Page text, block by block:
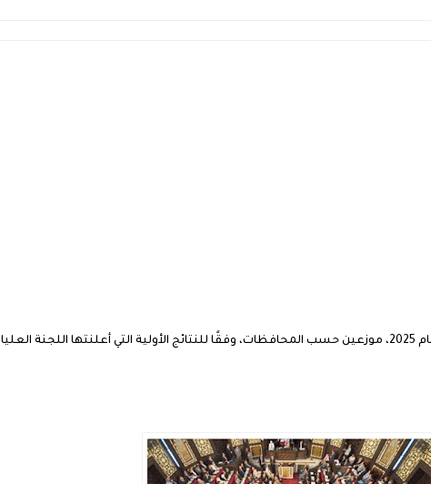
انتخابات مجلس الشعب السوري لعام 2025، موزعين حسب المحافظات، وفقًا للنتائج الأولية التي أعلنتها اللجنة العليا